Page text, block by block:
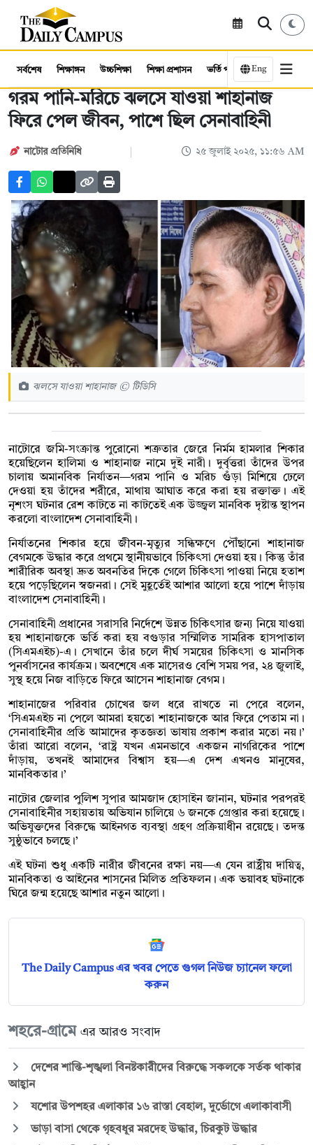
সর্বশেষ শিক্ষাঙ্গন উচ্চশিক্ষা শিক্ষা প্রশাসন ভর্তি পরীক্ষা কর্মসংস্থান
Eng
গরম পানি-মরিচে ঝলসে যাওয়া শাহানাজ
ফিরে পেল জীবন, পাশে ছিল সেনাবাহিনী
নাটোর প্রতিনিধি ২৫ জুলাই ২০২৫, ১১:৫৬ AM
ঝলসে যাওয়া শাহানাজ © টিডিসি
নাটোরে জমি-সংক্রান্ত পুরোনো শত্রুতার জেরে নির্মম হামলার শিকার
হয়েছিলেন হালিমা ও শাহানাজ নামে দুই নারী। দুর্বৃত্তরা তাঁদের উপর
চালায় অমানবিক নির্যাতন—গরম পানি ও মরিচ গুঁড়া মিশিয়ে ঢেলে
দেওয়া হয় তাঁদের শরীরে, মাথায় আঘাত করে করা হয় রক্তাক্ত। এই
নৃশংস ঘটনার রেশ কাটতে না কাটতেই এক উজ্জ্বল মানবিক দৃষ্টান্ত স্থাপন
করলো বাংলাদেশ সেনাবাহিনী।
নির্যাতনের শিকার হয়ে জীবন-মৃত্যুর সন্ধিক্ষণে পৌঁছানো শাহানাজ
বেগমকে উদ্ধার করে প্রথমে স্থানীয়ভাবে চিকিৎসা দেওয়া হয়। কিন্তু তাঁর
শারীরিক অবস্থা দ্রুত অবনতির দিকে গেলে চিকিৎসা পাওয়া নিয়ে হতাশ
হয়ে পড়েছিলেন স্বজনরা। সেই মুহূর্তেই আশার আলো হয়ে পাশে দাঁড়ায়
বাংলাদেশ সেনাবাহিনী।
সেনাবাহিনী প্রধানের সরাসরি নির্দেশে উন্নত চিকিৎসার জন্য নিয়ে যাওয়া
হয় শাহানাজকে ভর্তি করা হয় বগুড়ার সম্মিলিত সামরিক হাসপাতাল
(সিএমএইচ)-এ। সেখানে তাঁর চলে দীর্ঘ সময়ের চিকিৎসা ও মানসিক
পুনর্বাসনের কার্যক্রম। অবশেষে এক মাসেরও বেশি সময় পর, ২৪ জুলাই,
সুস্থ হয়ে নিজ বাড়িতে ফিরে আসেন শাহানাজ বেগম।
শাহানাজের পরিবার চোখের জল ধরে রাখতে না পেরে বলেন,
‘সিএমএইচ না পেলে আমরা হয়তো শাহানাজকে আর ফিরে পেতাম না।
সেনাবাহিনীর প্রতি আমাদের কৃতজ্ঞতা ভাষায় প্রকাশ করার মতো নয়।’
তাঁরা আরো বলেন, ‘রাষ্ট্র যখন এমনভাবে একজন নাগরিকের পাশে
দাঁড়ায়, তখনই আমাদের বিশ্বাস হয়—এ দেশ এখনও মানুষের,
মানবিকতার।’
নাটোর জেলার পুলিশ সুপার আমজাদ হোসাইন জানান, ঘটনার পরপরই
সেনাবাহিনীর সহায়তায় অভিযান চালিয়ে ৬ জনকে গ্রেপ্তার করা হয়েছে।
অভিযুক্তদের বিরুদ্ধে আইনগত ব্যবস্থা গ্রহণ প্রক্রিয়াধীন রয়েছে। তদন্ত
সুষ্ঠুভাবে চলছে।’
এই ঘটনা শুধু একটি নারীর জীবনের রক্ষা নয়—এ যেন রাষ্ট্রীয় দায়িত্ব,
মানবিকতা ও আইনের শাসনের মিলিত প্রতিফলন। এক ভয়াবহ ঘটনাকে
ঘিরে জন্ম হয়েছে আশার নতুন আলো।
The Daily Campus এর খবর পেতে গুগল নিউজ চ্যানেল ফলো
করুন
শহরে-গ্রামে এর আরও সংবাদ
দেশের শান্তি-শৃঙ্খলা বিনষ্টকারীদের বিরুদ্ধে সকলকে সর্তক থাকার
আহ্বান
যশোর উপশহর এলাকার ১৬ রাস্তা বেহাল, দুর্ভোগে এলাকাবাসী
ভাড়া বাসা থেকে গৃহবধূর মরদেহ উদ্ধার, চিরকুট উদ্ধার